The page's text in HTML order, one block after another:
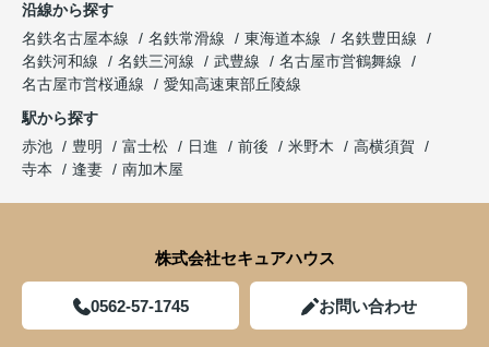
沿線から探す
名鉄名古屋本線
名鉄常滑線 東海道本線
名鉄豊田線
名鉄河和線
名鉄三河線 武豊線
名古屋市営鶴舞線
名古屋市営桜通線
愛知高速東部丘陵線
駅から探す
赤池
豊明 富士松 日進 前後 米野木
高横須賀
寺本
逢妻 南加木屋
株式会社セキュアハウス
0562-57-1745 お問い合わせ